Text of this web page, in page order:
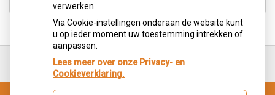
de
verwerken.
Via Cookie-instellingen onderaan de website kunt
u op ieder moment uw toestemming intrekken of
aanpassen.
Lees meer over onze Privacy- en
Cookieverklaring.